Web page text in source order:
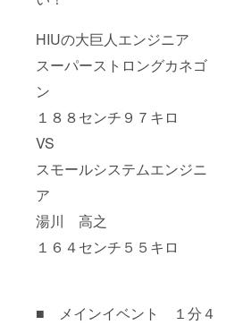
HIUの大巨人エンジニア
スーパーストロングカネゴ
ン
１８８センチ９７キロ
VS
スモールシステムエンジニ
ア
湯川 高之
１６４センチ５５キロ
■ メインイベント １分４